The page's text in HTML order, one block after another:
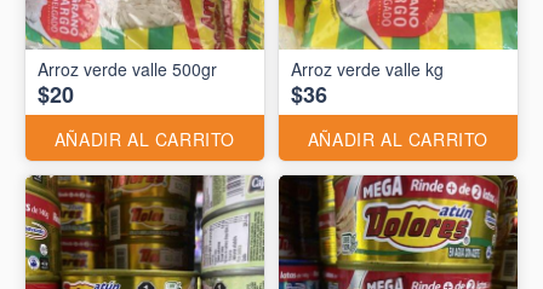
Arroz verde valle 500gr
$20
AÑADIR AL CARRITO
Arroz verde valle kg
$36
AÑADIR AL CARRITO